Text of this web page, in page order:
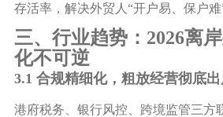
存活率，解决外贸人 “开户易、保户难
三、行业趋势： 2026离
化不可逆
3.1 合规精细化，粗放经营彻底
港府税务、银行风控、跨境监管三方